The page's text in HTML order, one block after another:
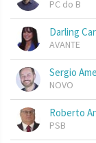
PC do B
Darling
AVANTE
Sergio
NOVO
Roberto
PSB